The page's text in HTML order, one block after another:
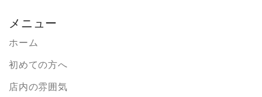
メニュー
ホーム
初めての方へ
店内の雰囲気